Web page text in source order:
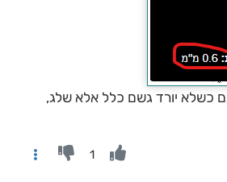
כשלא יורד גשם כלל אלא שלג,
1